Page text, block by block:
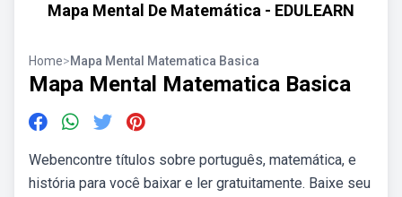
Mapa Mental De Matemática - EDULEARN
Home>Mapa Mental Matematica Basica
Mapa Mental Matematica Basica
Webencontre títulos sobre português, matemática, e
história para você baixar e ler gratuitamente. Baixe seu